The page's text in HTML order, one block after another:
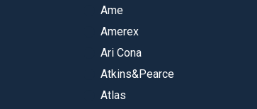
Ame
Amerex
Ari Cona
Atkins&Pearce
Atlas